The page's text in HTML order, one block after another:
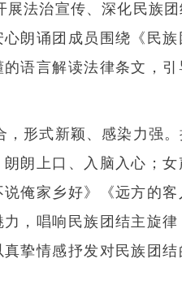
法治宣传、深化民族
朗诵团成员围绕《民
语言解读法律条文，引
形式新颖、感染力强
朗上口、入脑入心；女
俺家乡好》《远方的客
，唱响民族团结主旋律
挚情感抒发对民族团结